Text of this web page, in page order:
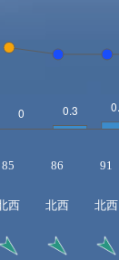
85 86 91
西 北西 北西